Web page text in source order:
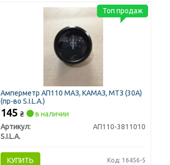
Амперметр АП110 МАЗ, КАМАЗ, МТЗ (30А)
(пр-во S.I.L.A.)
145₴
в наличии
Артикул:
АП110-3811010
S.I.L.A.
КУПИТЬ Код: 16456-5
Топ продаж